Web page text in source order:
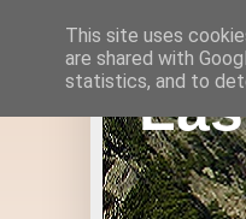
This site uses
are shared with
statistics, and to